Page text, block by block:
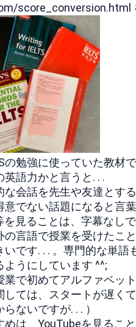
score_conversion.html
の勉強に使っていた教材
語力かと言うと. . .
な会話を先生や友達とす
意でない話題になると言
を見ることは、字幕なし
の言語で授業を受けたこ
です. . . 。専門的な単
ようにしています ^^;
業で初めてアルファベッ
ては、スタートが遅く
ないですが. . . ）
めは、YouTubeを見るこ